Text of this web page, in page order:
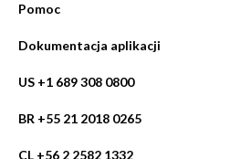
Pomoc
Dokumentacja aplikacji
US +1 689 308 0800
BR +55 21 2018 0265
CL +56 2 2582 1332